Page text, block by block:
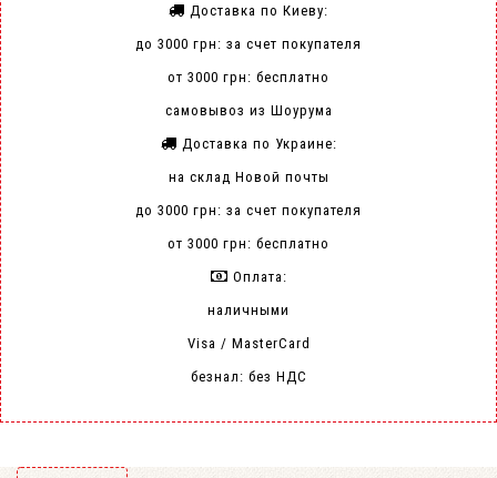
Доставка по Киеву:
до 3000 грн: за счет покупателя
от 3000 грн: бесплатно
самовывоз из Шоурума
Доставка по Украине:
на склад Новой почты
до 3000 грн: за счет покупателя
от 3000 грн: бесплатно
Оплата:
наличными
Visa / MasterCard
безнал: без НДС